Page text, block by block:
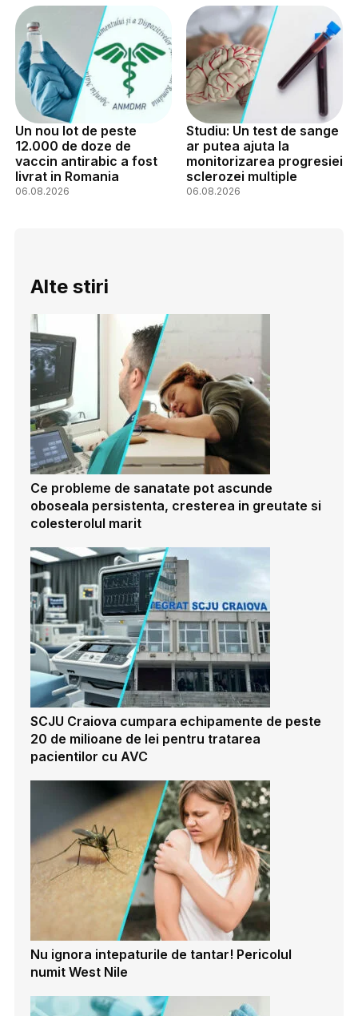
Un nou lot de peste
12.000 de doze de
vaccin antirabic a fost
livrat in Romania
06.08.2026
Studiu: Un test de sange
ar putea ajuta la
monitorizarea progresiei
sclerozei multiple
06.08.2026
Alte stiri
Ce probleme de sanatate pot ascunde
oboseala persistenta, cresterea in greutate si
colesterolul marit
SCJU Craiova cumpara echipamente de peste
20 de milioane de lei pentru tratarea
pacientilor cu AVC
Nu ignora intepaturile de tantar! Pericolul
numit West Nile